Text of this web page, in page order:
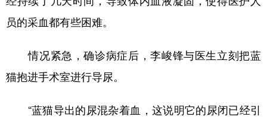
员的采血都有些困难。
情况紧急，确诊病症后，李峻锋与医生立刻把蓝
猫抱进手术室进行导尿。
“蓝猫导出的尿混杂着血，这说明它的尿闭已经引